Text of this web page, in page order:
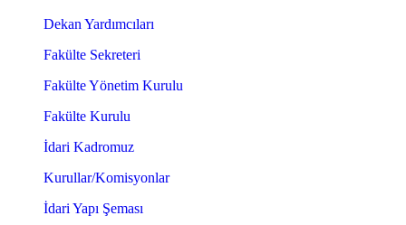
Dekan Yardımcıları
Fakülte Sekreteri
Fakülte Yönetim Kurulu
Fakülte Kurulu
İdari Kadromuz
Kurullar/Komisyonlar
İdari Yapı Şeması